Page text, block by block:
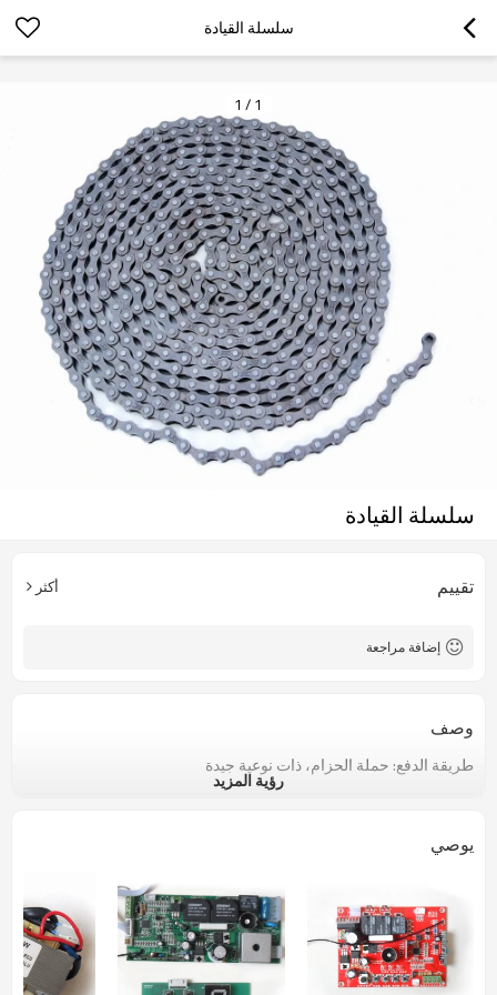
googlea70fe95786458a77.html
سلسلة القيادة
1
/
1
سلسلة القيادة
تقييم أكثر
إضافة مراجعة
وصف
طريقة الدفع: حملة الحزام، ذات نوعية جيدة
رؤية المزيد
يوصي